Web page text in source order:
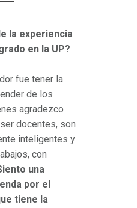
la experiencia
en la UP?
fue tener la
de los
agradezco
docentes, son
inteligentes y
con
una
por el
tiene la